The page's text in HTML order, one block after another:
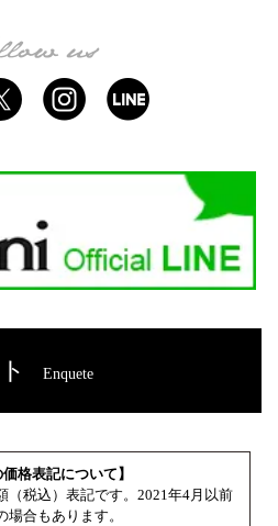
Enquete
価格表記について】
（税込）表記です。2021年4月以前
合もあります。